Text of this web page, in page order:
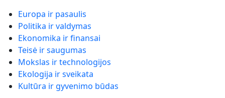
Europa ir pasaulis
Politika ir valdymas
Ekonomika ir finansai
Teisė ir saugumas
Mokslas ir technologijos
Ekologija ir sveikata
Kultūra ir gyvenimo būdas